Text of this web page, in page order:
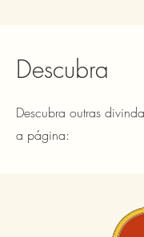
Descubra
Descubra outras
a página: